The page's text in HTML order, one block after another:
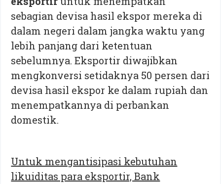
sebagian devisa hasil ekspor mereka di
dalam negeri dalam jangka waktu yang
lebih panjang dari ketentuan
sebelumnya. Eksportir diwajibkan
mengkonversi setidaknya 50 persen dari
devisa hasil ekspor ke dalam rupiah dan
menempatkannya di perbankan
domestik.
Untuk mengantisipasi kebutuhan
likuiditas para eksportir, Bank